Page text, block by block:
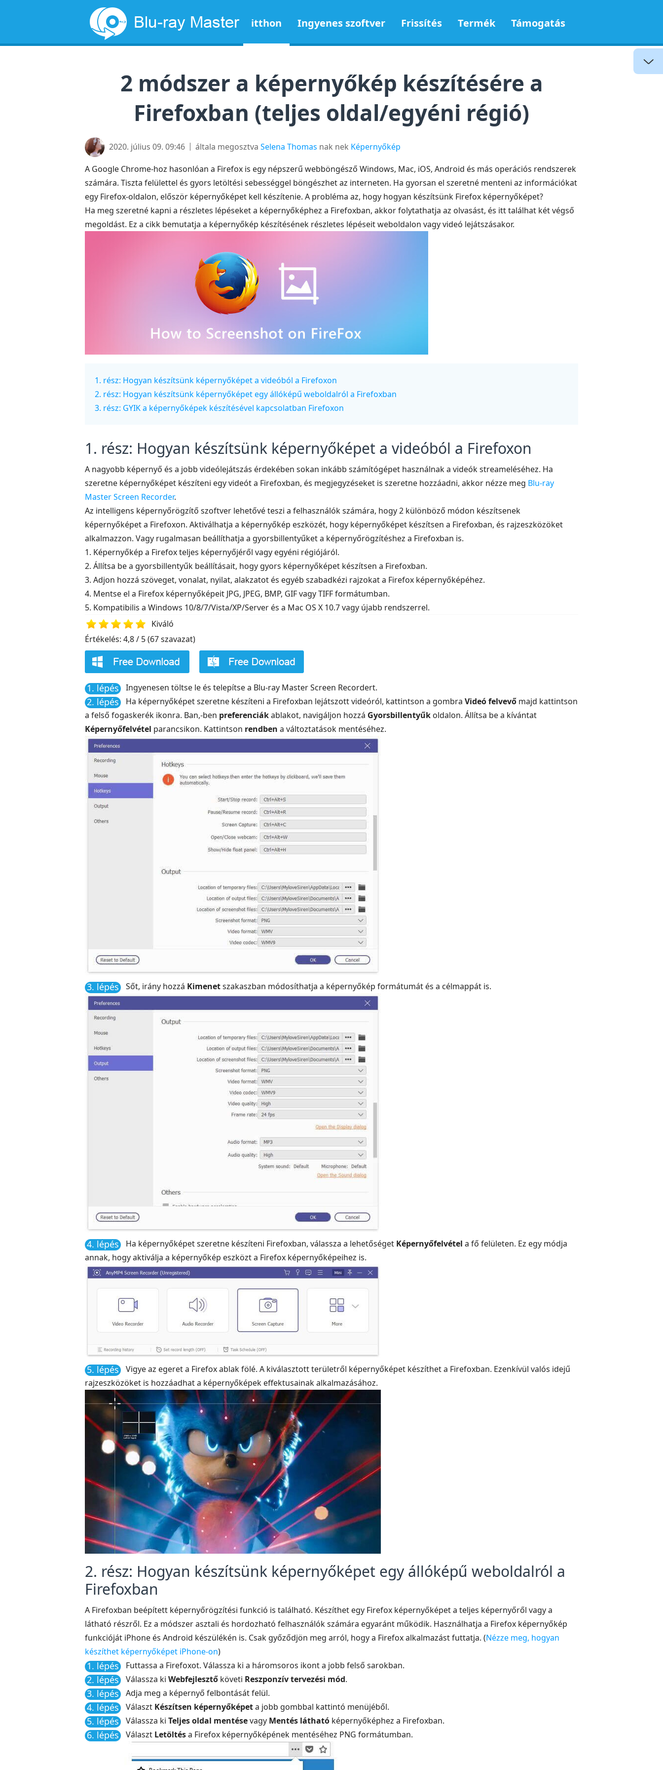
itthon Ingyenes szoftver Frissítés Termék Támogatás
2 módszer a képernyőkép készítésére a
Firefoxban (teljes oldal/egyéni régió)
2020. július 09. 09:46 általa megosztva Selena Thomas nak nek Képernyőkép
A Google Chrome-hoz hasonlóan a Firefox is egy népszerű webböngésző Windows, Mac, iOS, Android és más operációs rendszerek
számára. Tiszta felülettel és gyors letöltési sebességgel böngészhet az interneten. Ha gyorsan el szeretné menteni az információkat
egy Firefox-oldalon, először képernyőképet kell készítenie. A probléma az, hogy hogyan készítsünk Firefox képernyőképet?
Ha meg szeretné kapni a részletes lépéseket a képernyőképhez a Firefoxban, akkor folytathatja az olvasást, és itt találhat két végső
megoldást. Ez a cikk bemutatja a képernyőkép készítésének részletes lépéseit weboldalon vagy videó lejátszásakor.
1. rész: Hogyan készítsünk képernyőképet a videóból a Firefoxon
2. rész: Hogyan készítsünk képernyőképet egy állóképű weboldalról a Firefoxban
3. rész: GYIK a képernyőképek készítésével kapcsolatban Firefoxon
1. rész: Hogyan készítsünk képernyőképet a videóból a Firefoxon
A nagyobb képernyő és a jobb videólejátszás érdekében sokan inkább számítógépet használnak a videók streameléséhez. Ha
szeretne képernyőképet készíteni egy videót a Firefoxban, és megjegyzéseket is szeretne hozzáadni, akkor nézze meg Blu-ray
Master Screen Recorder.
Az intelligens képernyőrögzítő szoftver lehetővé teszi a felhasználók számára, hogy 2 különböző módon készítsenek
képernyőképet a Firefoxon. Aktiválhatja a képernyőkép eszközét, hogy képernyőképet készítsen a Firefoxban, és rajzeszközöket
alkalmazzon. Vagy rugalmasan beállíthatja a gyorsbillentyűket a képernyőrögzítéshez a Firefoxban is.
1. Képernyőkép a Firefox teljes képernyőjéről vagy egyéni régiójáról.
2. Állítsa be a gyorsbillentyűk beállításait, hogy gyors képernyőképet készítsen a Firefoxban.
3. Adjon hozzá szöveget, vonalat, nyilat, alakzatot és egyéb szabadkézi rajzokat a Firefox képernyőképéhez.
4. Mentse el a Firefox képernyőképeit JPG, JPEG, BMP, GIF vagy TIFF formátumban.
5. Kompatibilis a Windows 10/8/7/Vista/XP/Server és a Mac OS X 10.7 vagy újabb rendszerrel.
1 2 3 4 5
Kiváló
Értékelés: 4,8 / 5 (67 szavazat)
1. lépés Ingyenesen töltse le és telepítse a Blu-ray Master Screen Recordert.
2. lépés Ha képernyőképet szeretne készíteni a Firefoxban lejátszott videóról, kattintson a gombra Videó felvevő majd kattintson
a felső fogaskerék ikonra. Ban,-ben preferenciákablakot, navigáljon hozzá Gyorsbillentyűk oldalon. Állítsa be a kívántat
Képernyőfelvétel parancsikon. Kattintson rendben a változtatások mentéséhez.
3. lépés Sőt, irány hozzá Kimenetszakaszban módosíthatja a képernyőkép formátumát és a célmappát is.
4. lépés Ha képernyőképet szeretne készíteni Firefoxban, válassza a lehetőséget Képernyőfelvétel a fő felületen. Ez egy módja
annak, hogy aktiválja a képernyőkép eszközt a Firefox képernyőképeihez is.
5. lépés
Vigye az egeret a Firefox ablak fölé. A kiválasztott területről képernyőképet készíthet a Firefoxban. Ezenkívül valós idejű
rajzeszközöket is hozzáadhat a képernyőképek effektusainak alkalmazásához.
2. rész: Hogyan készítsünk képernyőképet egy állóképű weboldalról a
Firefoxban
A Firefoxban beépített képernyőrögzítési funkció is található. Készíthet egy Firefox képernyőképet a teljes képernyőről vagy a
látható részről. Ez a módszer asztali és hordozható felhasználók számára egyaránt működik. Használhatja a Firefox képernyőkép
funkcióját iPhone és Android készülékén is. Csak győződjön meg arról, hogy a Firefox alkalmazást futtatja. (Nézze meg, hogyan
készíthet képernyőképet iPhone-on)
1. lépés Futtassa a Firefoxot. Válassza ki a háromsoros ikont a jobb felső sarokban.
2. lépés Válassza ki Webfejlesztő követi Reszponzív tervezési mód.
3. lépés Adja meg a képernyő felbontását felül.
4. lépés Választ Készítsen képernyőképeta jobb gombbal kattintó menüjéből.
5. lépés Válassza ki Teljes oldal mentésevagy Mentés látható képernyőképhez a Firefoxban.
6. lépés Választ Letöltésa Firefox képernyőképének mentéséhez PNG formátumban.